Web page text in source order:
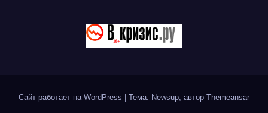
Сайт работает на WordPress Тема: Newsup, автор Themeansar